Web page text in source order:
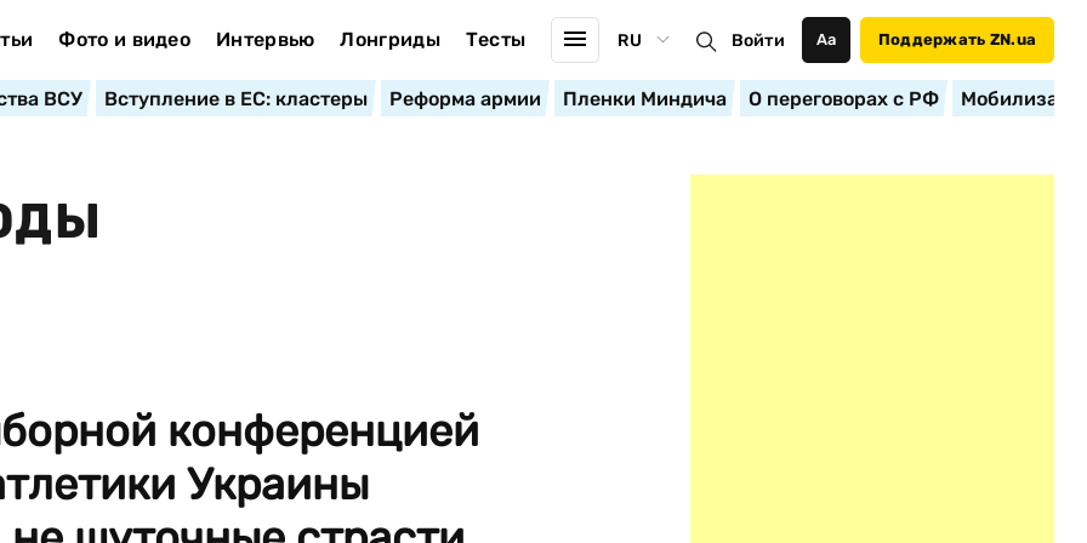
Фото и видео Интервью Лонгриды Тесты RU Войти Аа Поддержать ZN.ua
ВСУ Вступление в ЕС: кластеры Реформа армии Пленки Миндича О переговорах с РФ
конференцией
Украины